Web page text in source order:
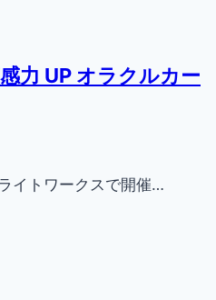
力 UP オラクルカー
イトワークスで開催…